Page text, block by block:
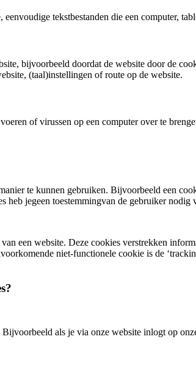
tekstbestanden die een computer,
bijvoorbeeld doordat de website door de
(taal)instellingen of route op de website.
of virussen op een computer over te
te kunnen gebruiken. Bijvoorbeeld een
jegeen toestemmingvan de gebruiker nodig
een website. Deze cookies verstrekken
niet-functionele cookie is de
als je via onze website inlogt op